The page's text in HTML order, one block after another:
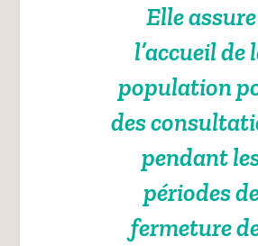
Elle assure
l’accueil de
population
des
pendant
périodes
fermeture